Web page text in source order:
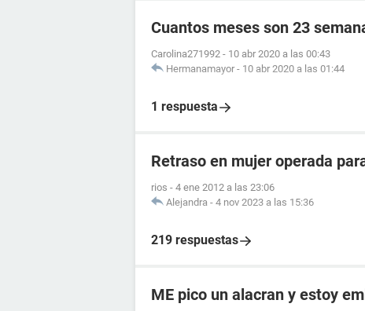
Cuantos meses son 23
Carolina271992 - 10 abr 2020 a las 00:43
Hermanamayor - 10 abr 2020 a las 01:44
1 respuesta
Retraso en mujer operada
rios - 4 ene 2012 a las 23:06
Alejandra - 4 nov 2023 a las 15:36
219 respuestas
ME pico un alacran y estoy